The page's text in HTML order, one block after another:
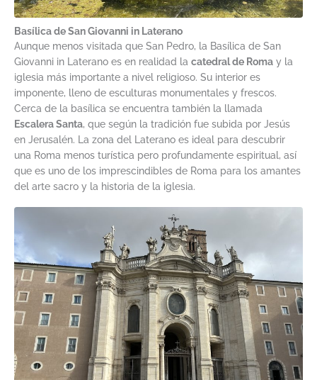
Basílica de San Giovanni in Laterano
Aunque menos visitada que San Pedro, la Basílica de San
Giovanni in Laterano es en realidad la catedral de Roma y la
iglesia más importante a nivel religioso. Su interior es
imponente, lleno de esculturas monumentales y frescos.
Cerca de la basílica se encuentra también la llamada
Escalera Santa, que según la tradición fue subida por Jesús
en Jerusalén. La zona del Laterano es ideal para descubrir
una Roma menos turística pero profundamente espiritual, así
que es uno de los imprescindibles de Roma para los amantes
del arte sacro y la historia de la iglesia.